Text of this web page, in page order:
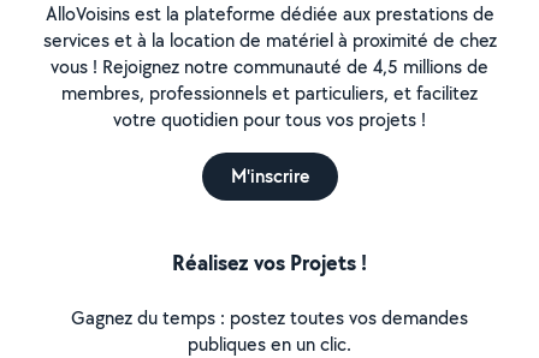
AlloVoisins est la plateforme dédiée aux prestations de
services et à la location de matériel à proximité de chez
vous ! Rejoignez notre communauté de 4,5 millions de
membres, professionnels et particuliers, et facilitez
votre quotidien pour tous vos projets !
M'inscrire
Réalisez vos Projets !
Gagnez du temps : postez toutes vos demandes
publiques en un clic.